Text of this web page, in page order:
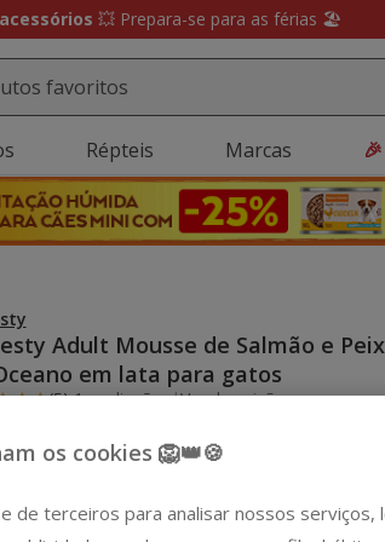
💥 Prepara-se para as férias 🏖️
Répteis Marcas
Adult Mousse de Salmão e
em lata para gatos
(5)1 avaliações|Ver descrição
85 g
g 12 latas x 85 g
os cookies 🦁👑🍪
de terceiros para analisar nossos serviços,